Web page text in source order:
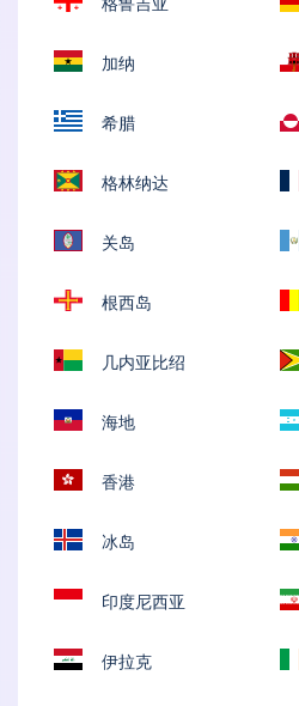
加纳
希腊
格林纳达
关岛
根西岛
几内亚比绍
海地
香港
冰岛
印度尼西亚
伊拉克